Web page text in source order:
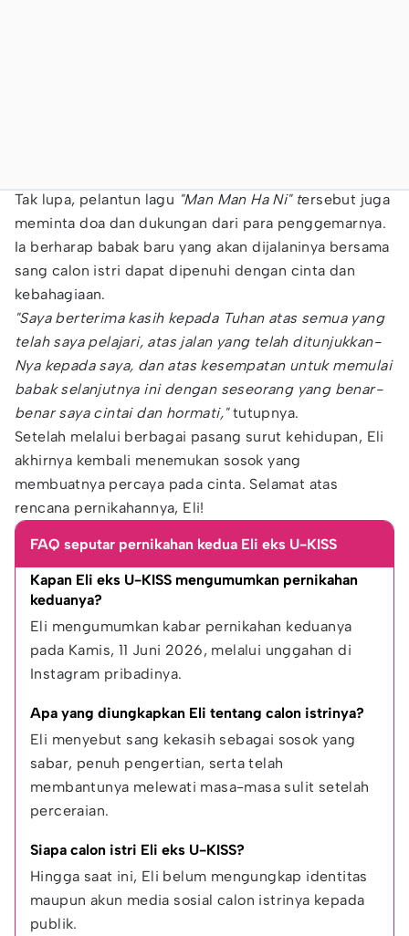
Tak lupa, pelantun lagu "Man Man Ha Ni" tersebut juga
meminta doa dan dukungan dari para penggemarnya.
Ia berharap babak baru yang akan dijalaninya bersama
sang calon istri dapat dipenuhi dengan cinta dan
kebahagiaan.
"Saya berterima kasih kepada Tuhan atas semua yang
telah saya pelajari, atas jalan yang telah ditunjukkan-
Nya kepada saya, dan atas kesempatan untuk memulai
babak selanjutnya ini dengan seseorang yang benar-
benar saya cintai dan hormati,"tutupnya.
Setelah melalui berbagai pasang surut kehidupan, Eli
akhirnya kembali menemukan sosok yang
membuatnya percaya pada cinta. Selamat atas
rencana pernikahannya, Eli!
FAQ seputar pernikahan kedua Eli eks U-KISS
Kapan Eli eks U-KISS mengumumkan pernikahan
keduanya?
Eli mengumumkan kabar pernikahan keduanya
pada Kamis, 11 Juni 2026, melalui unggahan di
Instagram pribadinya.
Apa yang diungkapkan Eli tentang calon istrinya?
Eli menyebut sang kekasih sebagai sosok yang
sabar, penuh pengertian, serta telah
membantunya melewati masa-masa sulit setelah
perceraian.
Siapa calon istri Eli eks U-KISS?
Hingga saat ini, Eli belum mengungkap identitas
maupun akun media sosial calon istrinya kepada
publik.